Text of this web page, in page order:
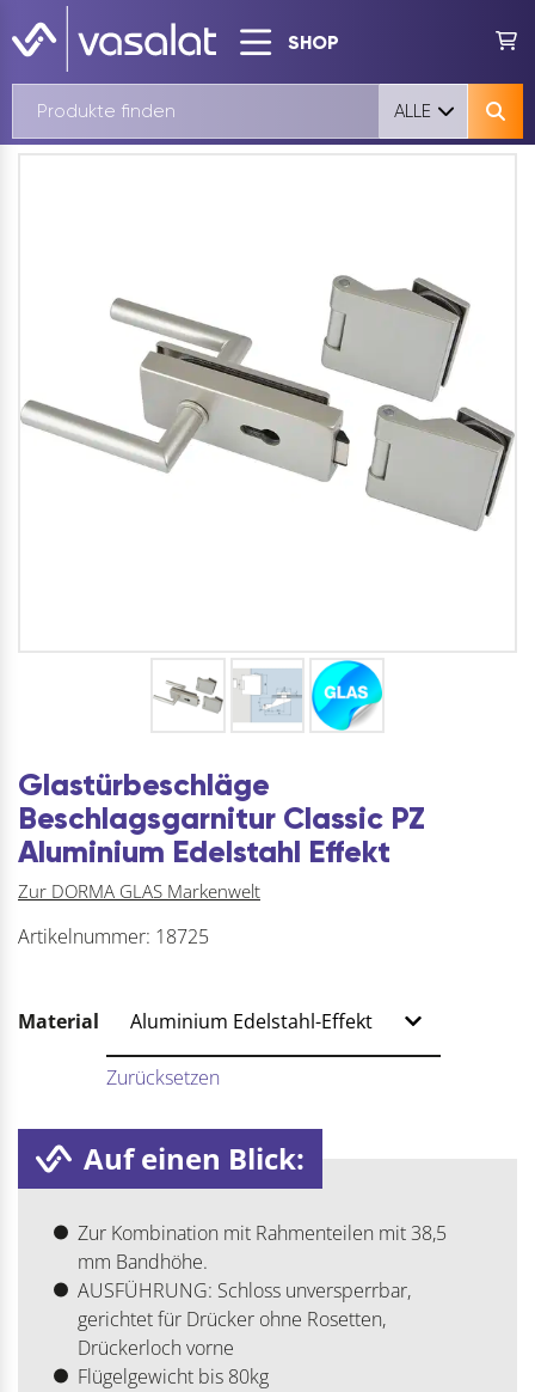
SHOP
ALLE
Glastürbeschläge
Beschlagsgarnitur Classic PZ
Aluminium Edelstahl Effekt
Zur DORMA GLAS Markenwelt
Artikelnummer: 18725
Material
Zurücksetzen
Auf einen Blick:
Zur Kombination mit Rahmenteilen mit 38,5
mm Bandhöhe.
AUSFÜHRUNG: Schloss unversperrbar,
gerichtet für Drücker ohne Rosetten,
Drückerloch vorne
Flügelgewicht bis 80kg